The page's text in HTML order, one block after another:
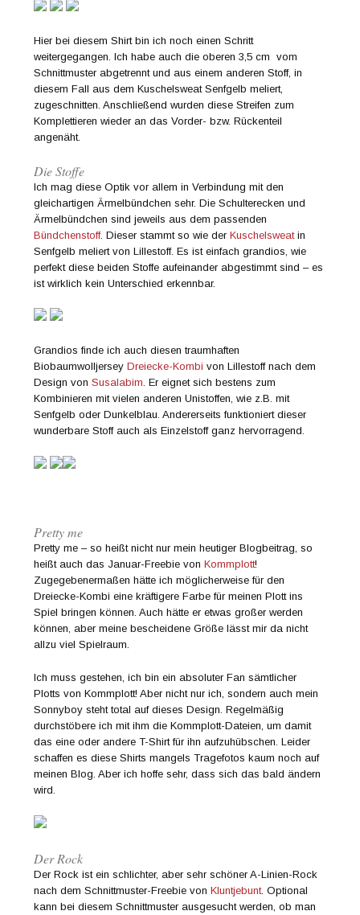
Hier bei diesem Shirt bin ich noch einen Schritt
weitergegangen. Ich habe auch die oberen 3,5 cm vom
Schnittmuster abgetrennt und aus einem anderen Stoff, in
diesem Fall aus dem Kuschelsweat Senfgelb meliert,
zugeschnitten. Anschließend wurden diese Streifen zum
Komplettieren wieder an das Vorder- bzw. Rückenteil
angenäht.
Die Stoffe
Ich mag diese Optik vor allem in Verbindung mit den
gleichartigen Ärmelbündchen sehr. Die Schulterecken und
Ärmelbündchen sind jeweils aus dem passenden
Bündchenstoff. Dieser stammt so wie derKuschelsweatin
Senfgelb meliert von Lillestoff. Es ist einfach grandios, wie
perfekt diese beiden Stoffe aufeinander abgestimmt sind – es
ist wirklich kein Unterschied erkennbar.
Grandios finde ich auch diesen traumhaften
BiobaumwolljerseyDreiecke-Kombi von Lillestoff nach dem
Design vonSusalabim. Er eignet sich bestens zum
Kombinieren mit vielen anderen Unistoffen, wie z.B. mit
Senfgelb oder Dunkelblau. Andererseits funktioniert dieser
wunderbare Stoff auch als Einzelstoff ganz hervorragend.
Pretty me
Pretty me – so heißt nicht nur mein heutiger Blogbeitrag, so
heißt auch das Januar-Freebie vonKommplott!
Zugegebenermaßen hätte ich möglicherweise für den
Dreiecke-Kombi eine kräftigere Farbe für meinen Plott ins
Spiel bringen können. Auch hätte er etwas großer werden
können, aber meine bescheidene Größe lässt mir da nicht
allzu viel Spielraum.
Ich muss gestehen, ich bin ein absoluter Fan sämtlicher
Plotts von Kommplott! Aber nicht nur ich, sondern auch mein
Sonnyboy steht total auf dieses Design. Regelmäßig
durchstöbere ich mit ihm die Kommplott-Dateien, um damit
das eine oder andere T-Shirt für ihn aufzuhübschen. Leider
schaffen es diese Shirts mangels Tragefotos kaum noch auf
meinen Blog. Aber ich hoffe sehr, dass sich das bald ändern
wird.
Der Rock
Der Rock ist ein schlichter, aber sehr schöner A-Linien-Rock
nach dem Schnittmuster-Freebie vonKluntjebunt. Optional
kann bei diesem Schnittmuster ausgesucht werden, ob man